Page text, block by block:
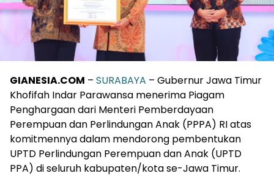
GIANESIA.COM – SURABAYA – Gubernur Jawa Timur
Khofifah Indar Parawansa menerima Piagam
Penghargaan dari Menteri Pemberdayaan
Perempuan dan Perlindungan Anak (PPPA) RI atas
komitmennya dalam mendorong pembentukan
UPTD Perlindungan Perempuan dan Anak (UPTD
PPA) di seluruh kabupaten/kota se-Jawa Timur.